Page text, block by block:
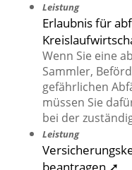
Leistung
Erlaubnis für
Wenn Sie eine
Sammler,
gefährlichen
müssen Sie
bei der
Leistung